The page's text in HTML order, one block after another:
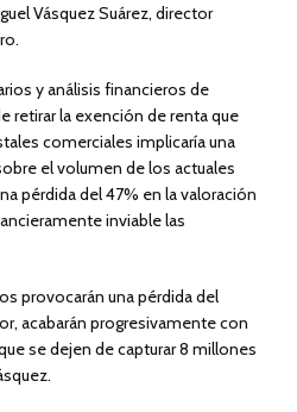
Vásquez Suárez, director
y análisis financieros de
retirar la exención de renta que
comerciales implicaría una
el volumen de los actuales
pérdida del 47% en la valoración
inviable las
provocarán una pérdida del
acabarán progresivamente con
se dejen de capturar 8 millones